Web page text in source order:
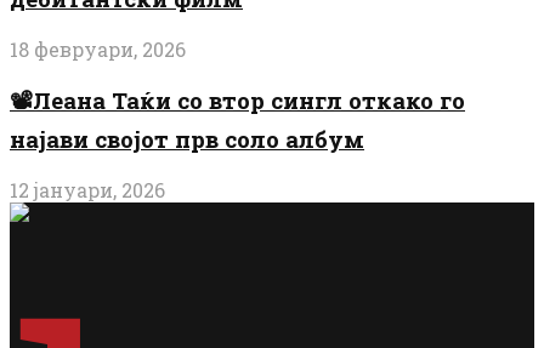
18 февруари, 2026
📽️Леана Таќи со втор сингл откако го
најави својот прв соло албум
12 јануари, 2026